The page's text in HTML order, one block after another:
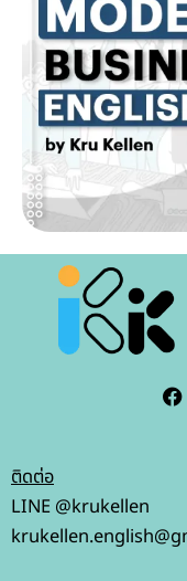
F
a
ติดต่อ
LINE @krukellen